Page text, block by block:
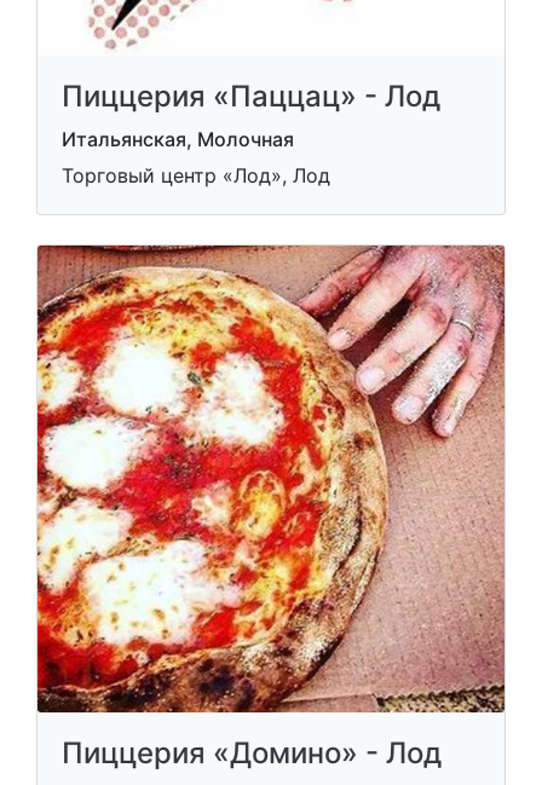
Пиццерия «Паццац» - Лод
Итальянская, Молочная
Торговый центр «Лод», Лод
Пиццерия «Домино» - Лод